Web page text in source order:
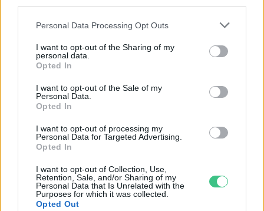
Personal Data Processing Opt Outs
I want to opt-out of the Sharing of my
personal data.
Opted In
I want to opt-out of the Sale of my
Personal Data.
Opted In
I want to opt-out of processing my
Personal Data for Targeted Advertising.
Opted In
I want to opt-out of Collection, Use,
Retention, Sale, and/or Sharing of my
Personal Data that Is Unrelated with the
Purposes for which it was collected.
Opted Out